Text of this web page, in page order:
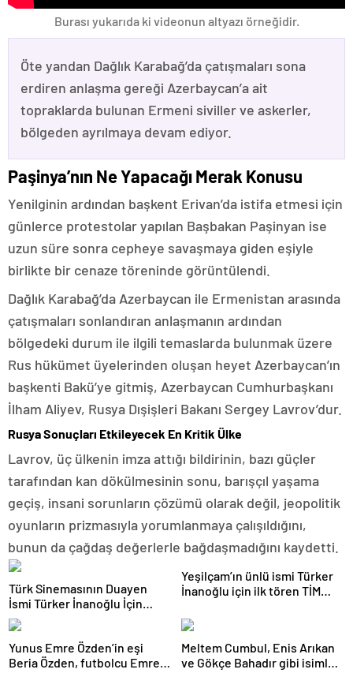
Burası yukarıda ki videonun altyazı örneğidir.
Öte yandan Dağlık Karabağ’da çatışmaları sona
erdiren anlaşma gereği Azerbaycan’a ait
topraklarda bulunan Ermeni siviller ve askerler,
bölgeden ayrılmaya devam ediyor.
Paşinya’nın Ne Yapacağı Merak Konusu
Yenilginin ardından başkent Erivan’da istifa etmesi için
günlerce protestolar yapılan Başbakan Paşinyan ise
uzun süre sonra cepheye savaşmaya giden eşiyle
birlikte bir cenaze töreninde görüntülendi.
Dağlık Karabağ’da Azerbaycan ile Ermenistan arasında
çatışmaları sonlandıran anlaşmanın ardından
bölgedeki durum ile ilgili temaslarda bulunmak üzere
Rus hükümet üyelerinden oluşan heyet Azerbaycan’ın
başkenti Bakü’ye gitmiş, Azerbaycan Cumhurbaşkanı
İlham Aliyev, Rusya Dışişleri Bakanı Sergey Lavrov’dur.
Rusya Sonuçları Etkileyecek En Kritik Ülke
Lavrov, üç ülkenin imza attığı bildirinin, bazı güçler
tarafından kan dökülmesinin sonu, barışçıl yaşama
geçiş, insani sorunların çözümü olarak değil, jeopolitik
oyunların prizmasıyla yorumlanmaya çalışıldığını,
bunun da çağdaş değerlerle bağdaşmadığını kaydetti.
Türk Sinemasının Duayen
İsmi Türker İnanoğlu İçin
Anma Töreni Düzenlendi
Yeşilçam’ın ünlü ismi Türker
İnanoğlu için ilk tören TİM
Yunus Emre Özden’in eşi
Beria Özden, futbolcu Emre
Meltem Cumbul, Enis Arıkan
ve Gökçe Bahadır gibi isimler